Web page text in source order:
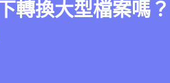
轉換大型檔案嗎？